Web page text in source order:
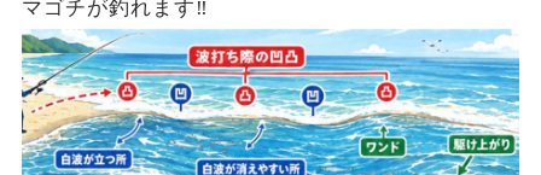
マゴチが釣れます‼︎